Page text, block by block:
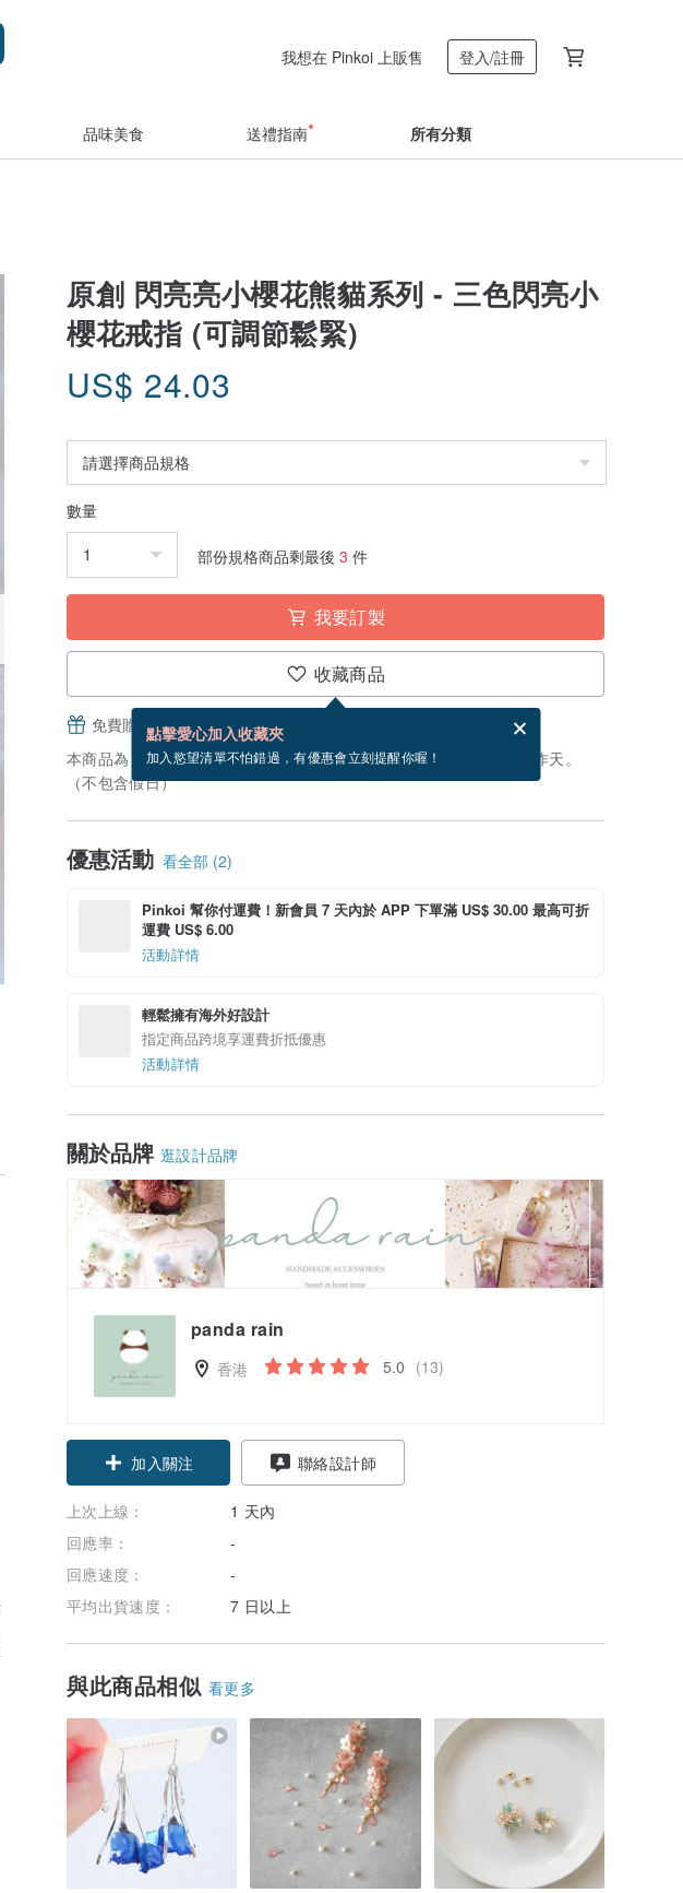
我想在 Pinkoi 上販售 登入/註冊
品味美食 送禮指南 所有分類
原創 閃亮亮小櫻花熊貓系列 - 三色閃亮小
櫻花戒指 (可調節鬆緊)
US$ 24.03
數量
部份規格商品剩最後 3 件
我要訂製
收藏商品
點擊愛心加入收藏夾
加入慾望清單不怕錯過，有優惠會立刻提醒你喔！
免費贈送電子賀卡，結帳完成後填寫
本商品為「接單訂製」。付款後，從開始製作到寄出商品為 14 個工作天。
（不包含假日）
優惠活動 看全部 (2)
Pinkoi 幫你付運費！新會員 7 天內於 APP 下單滿 US$ 30.00 最高可折
運費 US$ 6.00
活動詳情
輕鬆擁有海外好設計
指定商品跨境享運費折抵優惠
活動詳情
關於品牌 逛設計品牌
panda rain
香港 5.0 (13)
加入關注 聯絡設計師
上次上線：
1 天內
回應率：
-
回應速度：
-
平均出貨速度：
7 日以上
與此商品相似 看更多